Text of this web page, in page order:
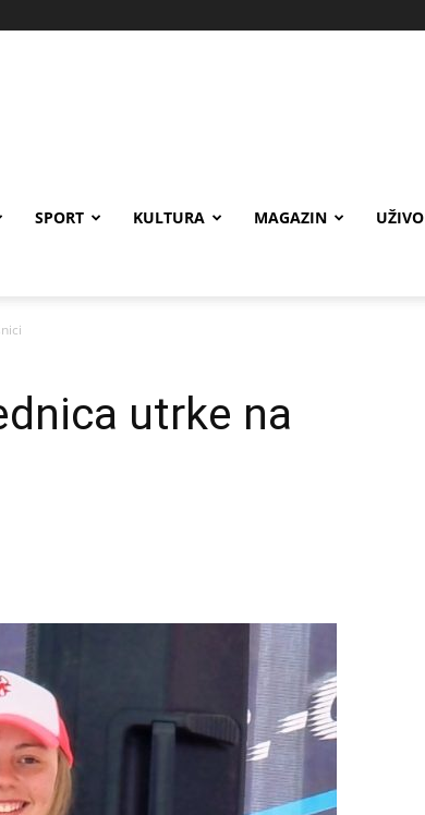
SPORT KULTURA MAGAZIN UŽIVO
utrke na